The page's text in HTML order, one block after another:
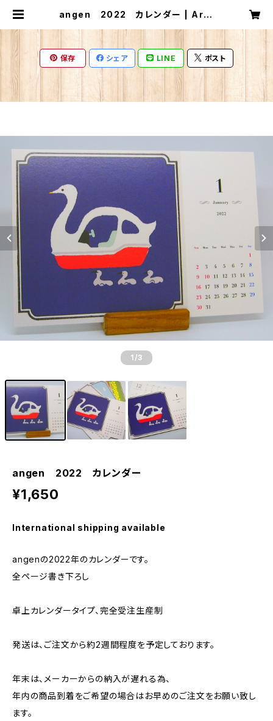
angen 2022 カレンダー | ArtF
保存 シェア LINE ポスト
1 /3
angen 2022 カレンダー
¥1,650
International shipping available
angenの2022年のカレンダーです。
全ページ書き下ろし
卓上カレンダータイプ、完全受注生産制
発送は、ご注文から約2週間程度を予定しております。
年末は、メーカーからの納入が遅れる為、
年内の商品到着をご希望の場合はお早めのご注文をお願い致し
ます。